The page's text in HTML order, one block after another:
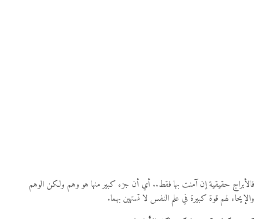
فالأبراج حقيقية إن آمنت بها فقط.. أي أن جزء كبير منها هو وهم ولكن الوهم
والإيحاء لهم قوة كبيرة في علم النفس لا تستهين بهما.